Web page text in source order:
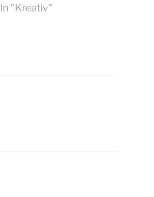
In "Kreativ"